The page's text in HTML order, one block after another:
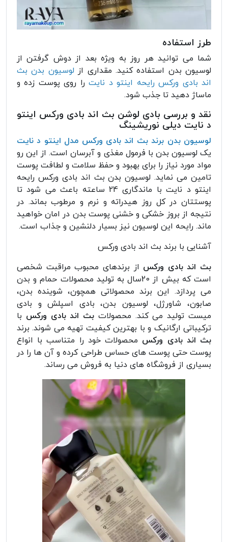
طرز استفاده
شما می توانید هر روز به ویژه بعد از دوش گرفتن از
لوسیون بدن استفاده کنید. مقداری از لوسیون بدن بث
اند بادی ورکس رایحه اینتو د نایترا روی پوست زده و
ماساژ دهید تا جذب شود.
نقد و بررسی بادی لوشن بث اند بادی ورکس اینتو
د نایت دیلی نوریشینگ
لوسیون بدن برند بث اند بادی ورکس مدل اینتو د نایت
یک لوسیون بدن با فرمول مغذی و آبرسان است. از این رو
مواد مورد نیاز را برای بهبود و حفظ سلامت و لطافت پوست
تامین می نماید. لوسیون بدن بث اند بادی ورکس رایحه
اینتو د نایت با ماندگاری 24 ساعته باعث می شود تا
پوستتان در کل روز هیدراته و نرم و مرطوب بماند. در
نتیجه از بروز خشکی و خشنی پوست بدن در امان خواهید
ماند. رایحه این لوسیون نیز بسیار دلنشین و جذاب است.
آشنایی با برند بث اند بادی ورکس
بث اند بادی ورکس از برندهای محبوب مراقبت شخصی
است که بیش از 20سال به تولید محصولات حمام و بدن
می پردازد. این برند محصولاتی همچون، شوینده بدن،
صابون، شاورژل، لوسیون بدن، بادی اسپلش و بادی
میست تولید می کند. محصولات بث اند بادی ورکس با
ترکیباتی ارگانیک و با بهترین کیفیت تهیه می شوند. برند
بث اند بادی ورکس محصولات خود را متناسب با انواع
پوست حتی پوست های حساس طراحی کرده و آن ها را در
بسیاری از فروشگاه های دنیا به فروش می رساند.